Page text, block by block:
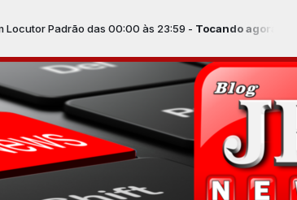
das 00:00 às 23:59 -Tocando agora: Faixa 3